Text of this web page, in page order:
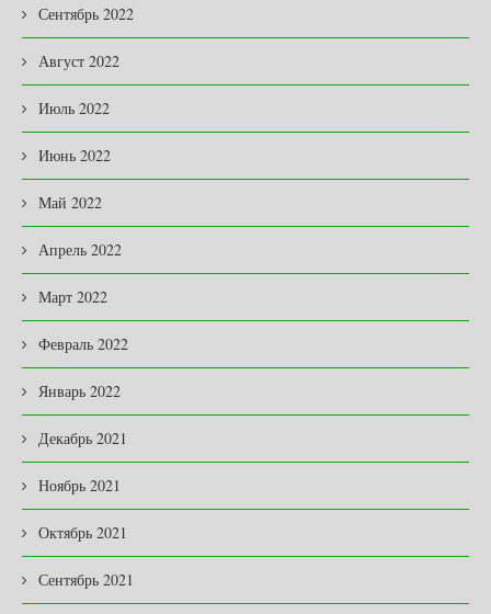
Сентябрь 2022
Август 2022
Июль 2022
Июнь 2022
Май 2022
Апрель 2022
Март 2022
Февраль 2022
Январь 2022
Декабрь 2021
Ноябрь 2021
Октябрь 2021
Сентябрь 2021